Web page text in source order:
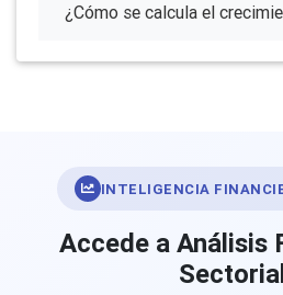
¿Cómo se calcula el
INTELIGENCIA
Accede a Análisis